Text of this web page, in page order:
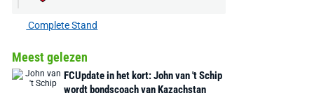
Complete Stand
Meest gelezen
FCUpdate in het kort: John van 't Schip
wordt bondscoach van Kazachstan